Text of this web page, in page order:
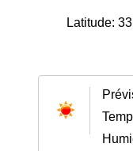
Latitude: